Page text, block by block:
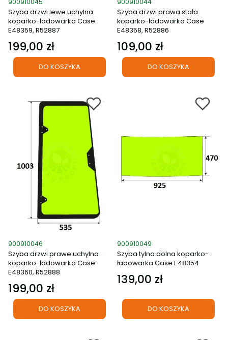
900910045
Szyba drzwi lewe uchylna
koparko-ładowarka Case
E48359, R52887
Cena
199,00 zł
DO KOSZYKA
900910044
Szyba drzwi prawa stała
koparko-ładowarka Case
E48358, R52886
Cena
109,00 zł
DO KOSZYKA
Kod produktu
900910046
Szyba drzwi prawe uchylna
koparko-ładowarka Case
E48360, R52888
Cena
199,00 zł
DO KOSZYKA
Kod produktu
900910049
Szyba tylna dolna koparko-
ładowarka Case E48354
Cena
139,00 zł
DO KOSZYKA